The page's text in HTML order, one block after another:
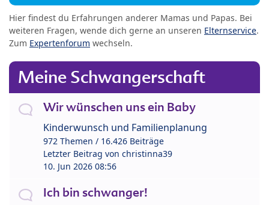
Hier findest du Erfahrungen anderer Mamas und Papas. Bei
weiteren Fragen, wende dich gerne an unseren Elternservice.
Zum Expertenforum wechseln.
Meine Schwangerschaft
Wir wünschen uns ein Baby
Kinderwunsch und Familienplanung
972 Themen / 16.426 Beiträge
Letzter Beitrag von christinna39
10. Jun 2026 08:56
Ich bin schwanger!